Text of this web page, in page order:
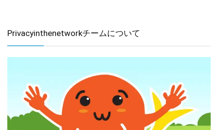
Privacyinthenetworkチームについて